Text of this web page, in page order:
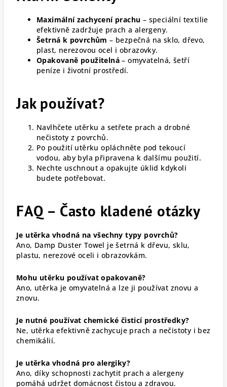
Maximální zachycení prachu – speciální textilie
efektivně zadržuje prach a alergeny.
Šetrná k povrchům – bezpečná na sklo, dřevo,
plast, nerezovou ocel i obrazovky.
Opakovaně použitelná – omyvatelná, šetří
peníze i životní prostředí.
Jak používat?
Navlhčete utěrku a setřete prach a drobné
nečistoty z povrchů.
Po použití utěrku opláchněte pod tekoucí
vodou, aby byla připravena k dalšímu použití.
Nechte uschnout a opakujte úklid kdykoli
budete potřebovat.
FAQ – Často kladené otázky
Je utěrka vhodná na všechny typy povrchů?
Ano, Damp Duster Towel je šetrná k dřevu, sklu,
plastu, nerezové oceli i obrazovkám.
Mohu utěrku používat opakovaně?
Ano, utěrka je omyvatelná a lze ji používat znovu a
znovu.
Je nutné používat chemické čisticí prostředky?
Ne, utěrka efektivně zachycuje prach a nečistoty i bez
chemikálií.
Je utěrka vhodná pro alergiky?
Ano, díky schopnosti zachytit prach a alergeny
pomáhá udržet domácnost čistou a zdravou.